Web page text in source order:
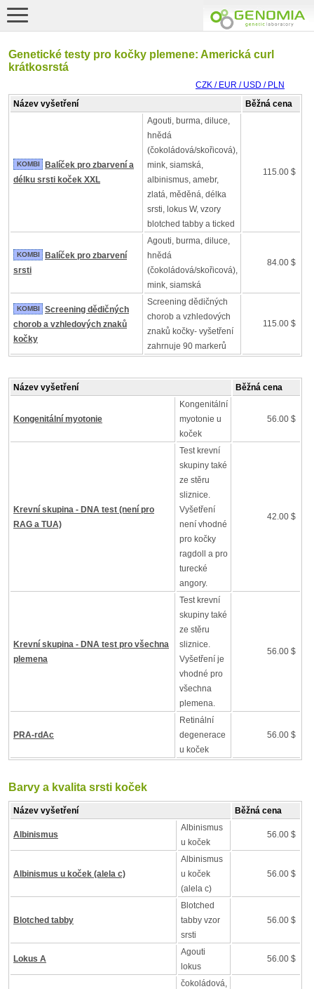
Genetické testy pro kočky plemene: Americká curl
krátkosrstá
CZK / EUR / USD / PLN
Název vyšetření
Běžná cena
KOMBI
Balíček pro zbarvení a
délku srsti koček XXL
Agouti, burma, diluce,
hnědá
(čokoládová/skořicová),
mink, siamská,
albinismus, amebr,
zlatá, měděná, délka
srsti, lokus W, vzory
blotched tabby a ticked
115.00 $
KOMBI
Balíček pro zbarvení
srsti
Agouti, burma, diluce,
hnědá
(čokoládová/skořicová),
mink, siamská
84.00 $
KOMBI
Screening dědičných
chorob a vzhledových znaků
kočky
Screening dědičných
chorob a vzhledových
znaků kočky- vyšetření
zahrnuje 90 markerů
115.00 $
Název vyšetření Běžná cena
Kongenitální myotonie
Kongenitální
myotonie u
koček
56.00 $
Krevní skupina - DNA test (není pro
RAG a TUA)
Test krevní
skupiny také
ze stěru
sliznice.
Vyšetření
není vhodné
pro kočky
ragdoll a pro
turecké
angory.
42.00 $
Krevní skupina - DNA test pro všechna
plemena
Test krevní
skupiny také
ze stěru
sliznice.
Vyšetření je
vhodné pro
všechna
plemena.
56.00 $
PRA-rdAc
Retinální
degenerace
u koček
56.00 $
Barvy a kvalita srsti koček
Název vyšetření Běžná cena
Albinismus
Albinismus
u koček
56.00 $
Albinismus u koček (alela c)
Albinismus
u koček
(alela c)
56.00 $
Blotched tabby
Blotched
tabby vzor
srsti
56.00 $
Lokus A
Agouti
lokus
56.00 $
čokoládová,